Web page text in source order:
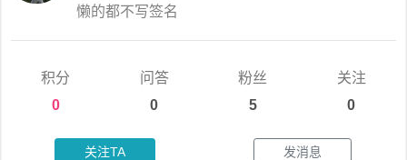
懒的都不写签名
积分
0
问答
0
粉丝
5
关注
0
关注TA 发消息